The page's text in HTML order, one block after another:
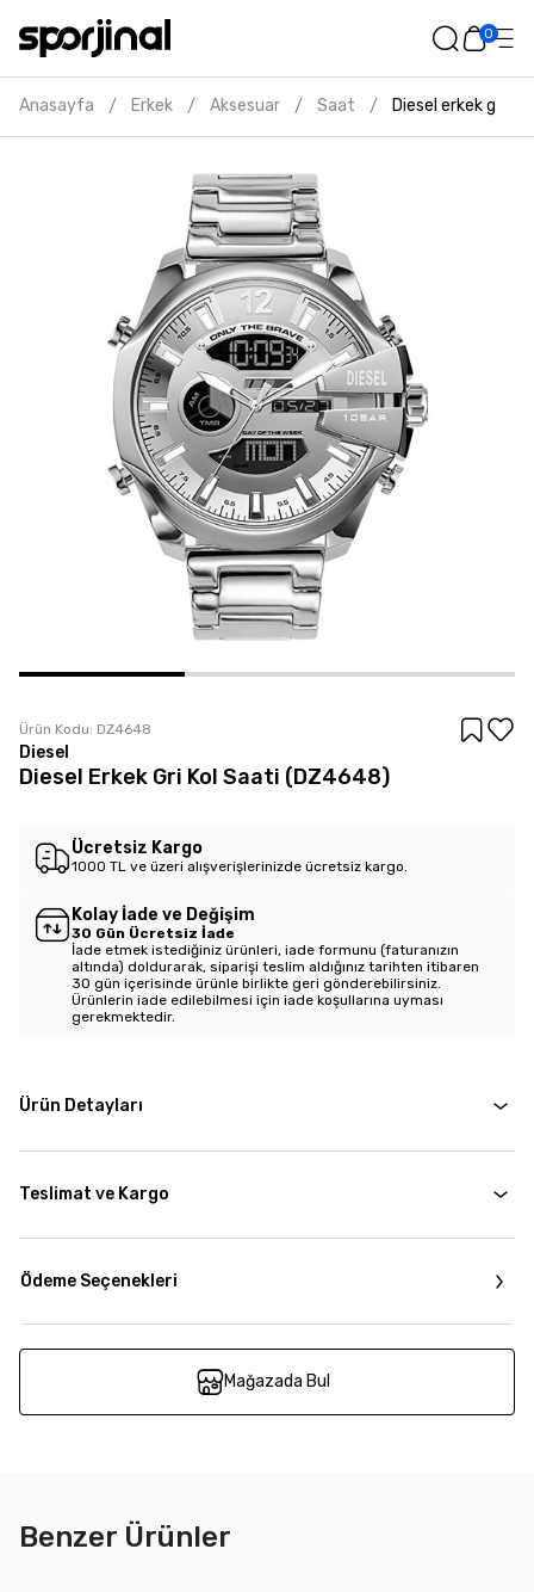
0
Anasayfa / Erkek / Aksesuar / Saat / Diesel erkek gri
Ürün Kodu: DZ4648
Diesel
Diesel Erkek Gri Kol Saati (DZ4648)
Ücretsiz Kargo
1000 TL ve üzeri alışverişlerinizde ücretsiz kargo.
Kolay İade ve Değişim
30 Gün Ücretsiz İade
İade etmek istediğiniz ürünleri, iade formunu (faturanızın
altında) doldurarak, siparişi teslim aldığınız tarihten itibaren
30 gün içerisinde ürünle birlikte geri gönderebilirsiniz.
Ürünlerin iade edilebilmesi için iade koşullarına uyması
gerekmektedir.
Ürün Detayları
Teslimat ve Kargo
Ödeme Seçenekleri
Mağazada Bul
Benzer Ürünler